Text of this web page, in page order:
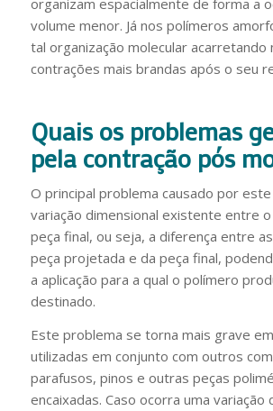
volume menor. Já nos polímeros
tal organização molecular acarretando
contrações mais brandas após o seu
Quais os problemas
pela contração pós
O principal problema causado por
variação dimensional existente entre
peça final, ou seja, a diferença entre
peça projetada e da peça final,
a aplicação para a qual o polímero
destinado.
Este problema se torna mais grave
utilizadas em conjunto com outros
parafusos, pinos e outras peças
encaixadas. Caso ocorra uma variação